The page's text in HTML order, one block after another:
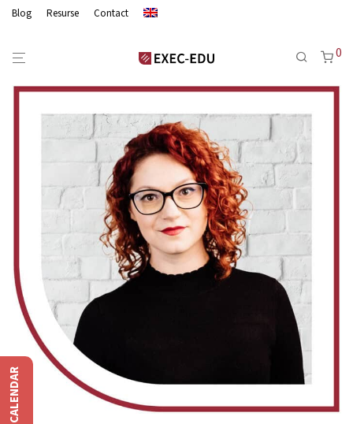
Blog Resurse Contact
0
CALENDAR